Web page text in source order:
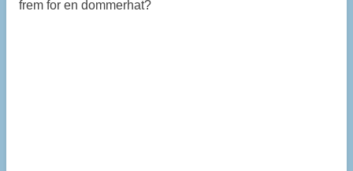
frem for en dommerhat?